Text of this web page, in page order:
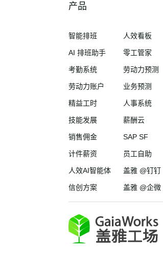
产品
智能排班
AI 排班助手
考勤系统
劳动力账户
精益工时
技能发展
销售佣金
计件薪资
人效AI智能体
信创方案
人效看板
零工管家
劳动力预测
业务预测
人事系统
薪酬云
SAP SF
员工自助
盖雅 @钉钉
盖雅 @企微